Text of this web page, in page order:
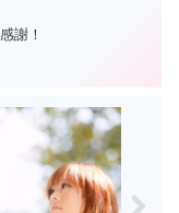
謝！